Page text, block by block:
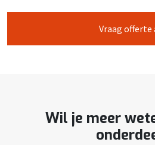
Vraag offerte
Wil je meer